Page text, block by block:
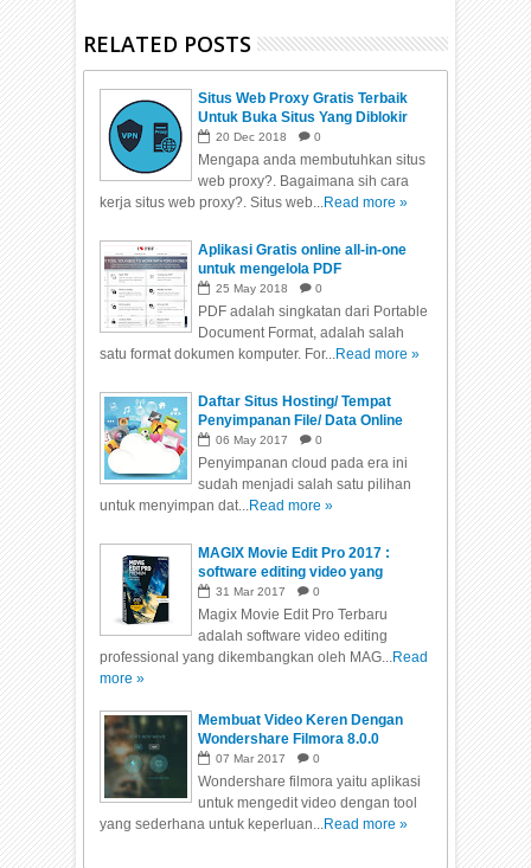
RELATED POSTS
Situs Web Proxy Gratis Terbaik
Untuk Buka Situs Yang Diblokir
20 Dec 2018 0
Mengapa anda membutuhkan situs
web proxy?. Bagaimana sih cara
kerja situs web proxy?. Situs web...Read more »
Aplikasi Gratis online all-in-one
untuk mengelola PDF
25 May 2018 0
PDF adalah singkatan dari Portable
Document Format, adalah salah
satu format dokumen komputer. For...Read more »
Daftar Situs Hosting/ Tempat
Penyimpanan File/ Data Online
Gratis
06 May 2017 0
Penyimpanan cloud pada era ini
sudah menjadi salah satu pilihan
untuk menyimpan dat...Read more »
MAGIX Movie Edit Pro 2017 :
software editing video yang
sangat cepat dan mudah
31 Mar 2017 0
Magix Movie Edit Pro Terbaru
adalah software video editing
professional yang dikembangkan oleh MAG...Read
more »
Membuat Video Keren Dengan
Wondershare Filmora 8.0.0
07 Mar 2017 0
Wondershare filmora yaitu aplikasi
untuk mengedit video dengan tool
yang sederhana untuk keperluan...Read more »